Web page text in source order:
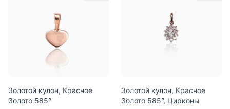
Золотой кулон, Красное
Золото 585°
Золотой кулон, Красное
Золото 585°, Цирконы